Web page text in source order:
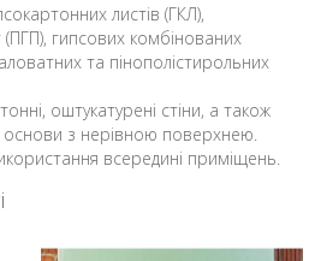
листів (ГКЛ),
гипсових комбінованих
та пінополістирольних
оштукатурені стіни, а також
основи з нерівною поверхнею.
всередині приміщень.